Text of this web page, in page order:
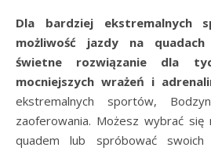
Dla bardziej ekstremalnych
możliwość jazdy na
świetne rozwiązanie dla
mocniejszych wrażeń i
ekstremalnych sportów,
zaoferowania. Możesz wybrać się
quadem lub spróbować